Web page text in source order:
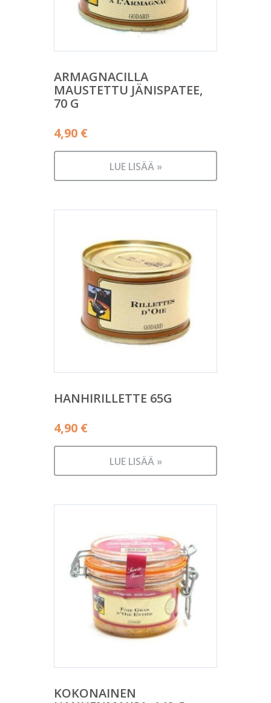
ARMAGNACILLA
MAUSTETTU JÄNISPATEE,
70 G
4,90 €
LUE LISÄÄ »
HANHIRILLETTE 65G
4,90 €
LUE LISÄÄ »
KOKONAINEN